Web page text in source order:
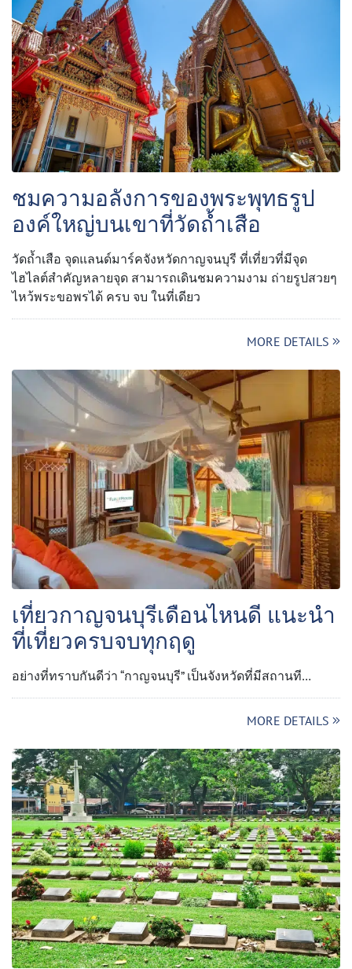
ชมความอลังการของพระพุทธรูป
องค์ใหญ่บนเขาที่วัดถ้ำเสือ
วัดถ้ำเสือ จุดแลนด์มาร์คจังหวัดกาญจนบุรี ที่เที่ยวที่มีจุด
ไฮไลต์สำคัญหลายจุด สามารถเดินชมความงาม ถ่ายรูปสวยๆ
ไหว้พระขอพรได้ ครบ จบ ในที่เดียว
MORE DETAILS
เที่ยวกาญจนบุรีเดือนไหนดี แนะนำ
ที่เที่ยวครบจบทุกฤดู
อย่างที่ทราบกันดีว่า “กาญจนบุรี” เป็นจังหวัดที่มีสถานที…
MORE DETAILS